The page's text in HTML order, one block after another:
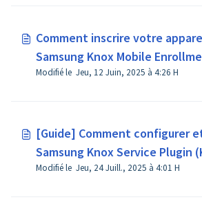
Comment inscrire votre
Samsung Knox Mobile
Modifié le Jeu, 12 Juin, 2025 à 4:26 H
[Guide] Comment configurer
Samsung Knox Service Plugin
appareils Samsung ?
Modifié le Jeu, 24 Juill., 2025 à 4:01 H